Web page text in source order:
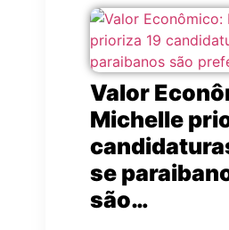
Valor
Michelle
se
são…